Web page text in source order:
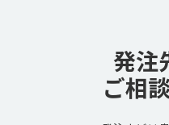
発注
ご相